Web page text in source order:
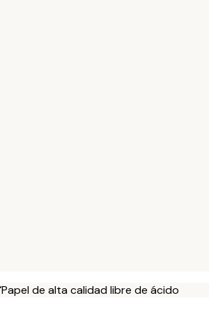
Papel de alta calidad libre de ácido